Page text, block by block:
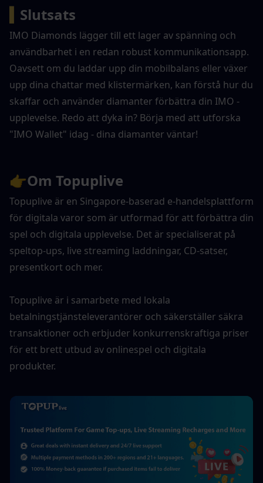
Slutsats
IMO Diamonds lägger till ett lager av spänning och
användbarhet i en redan robust kommunikationsapp.
Oavsett om du laddar upp din mobilbalans eller växer
upp dina chattar med klistermärken, kan förstå hur du
skaffar och använder diamanter förbättra din IMO -
upplevelse. Redo att dyka in? Börja med att utforska
"IMO Wallet" idag - dina diamanter väntar!
👉Om Topuplive
Topuplive är en Singapore-baserad e-handelsplattform
för digitala varor som är utformad för att förbättra din
spel och digitala upplevelse. Det är specialiserat på
speltop-ups, live streaming laddningar, CD-satser,
presentkort och mer.
Topuplive är i samarbete med lokala
betalningstjänsteleverantörer och säkerställer säkra
transaktioner och erbjuder konkurrenskraftiga priser
för ett brett utbud av onlinespel och digitala
produkter.